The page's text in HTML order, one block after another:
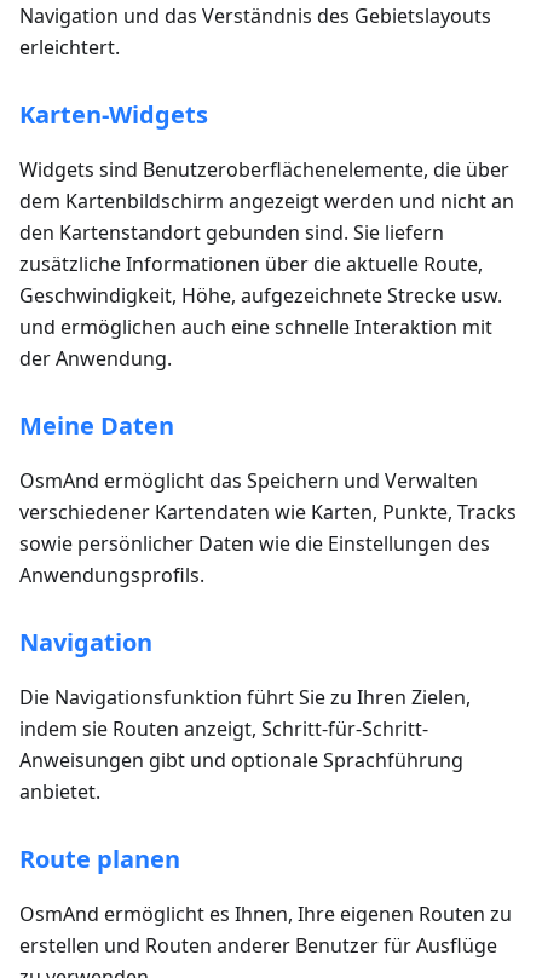
Navigation und das Verständnis des Gebietslayouts
erleichtert.
Karten-Widgets
Widgets sind Benutzeroberflächenelemente, die über
dem Kartenbildschirm angezeigt werden und nicht an
den Kartenstandort gebunden sind. Sie liefern
zusätzliche Informationen über die aktuelle Route,
Geschwindigkeit, Höhe, aufgezeichnete Strecke usw.
und ermöglichen auch eine schnelle Interaktion mit
der Anwendung.
Meine Daten
OsmAnd ermöglicht das Speichern und Verwalten
verschiedener Kartendaten wie Karten, Punkte, Tracks
sowie persönlicher Daten wie die Einstellungen des
Anwendungsprofils.
Navigation
Die Navigationsfunktion führt Sie zu Ihren Zielen,
indem sie Routen anzeigt, Schritt-für-Schritt-
Anweisungen gibt und optionale Sprachführung
anbietet.
Route planen
OsmAnd ermöglicht es Ihnen, Ihre eigenen Routen zu
erstellen und Routen anderer Benutzer für Ausflüge